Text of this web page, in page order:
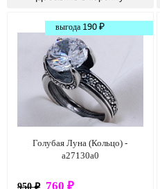
выгода 190 ₽
Голубая Луна (Кольцо) -
a27130a0
950 ₽ 760 ₽